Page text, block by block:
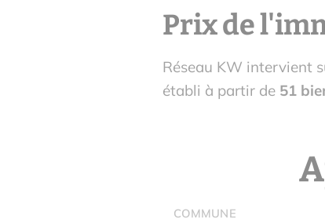
Prix de
Réseau KW intervient
établi à partir de 51
COMMUNE